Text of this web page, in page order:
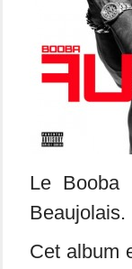
Le Booba
Beaujolais.
Cet album